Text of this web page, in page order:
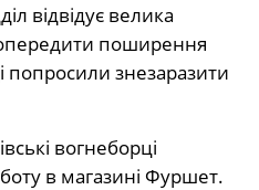
відвідує велика
поширення
попросили знезаразити
вогнеборці
в магазині Фуршет.